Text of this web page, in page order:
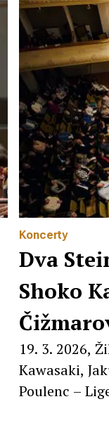
Koncerty
Dva
Shoko
19. 3. 2026,
Kawasaki,
Poulenc –